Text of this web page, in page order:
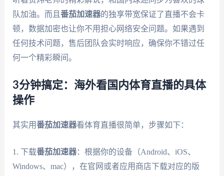
队加油。而且 番茄加速器的独享带宽保证了直播不会卡
顿，数据加密也让你不用担心网络安全问题。如果遇到
任何技术问题，售后团队会实时响应，确保你不错过任
何一个精彩瞬间。
3分钟搞定：海外看国内体育直播的具体
操作
其实用番茄加速器看体育直播很简单，步骤如下：
1. 下载番茄加速器：根据你的设备（Android、iOS、
Windows、mac），在官网或者应用商店下载对应的版